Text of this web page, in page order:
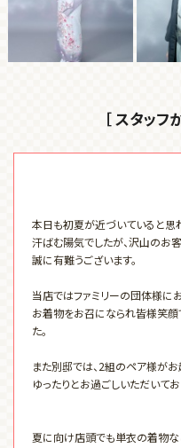
［ スタッフ
本日も初夏が近づいていると思
汗ばむ陽気でしたが、沢山のお
誠に有難うございます。
当店ではファミリーの団体様に
お着物をお召になられ皆様笑
た。
また別邸では、2組のペア様が
ゆったりとお過ごしいただいてお
夏に向け店頭でも単衣の着物な